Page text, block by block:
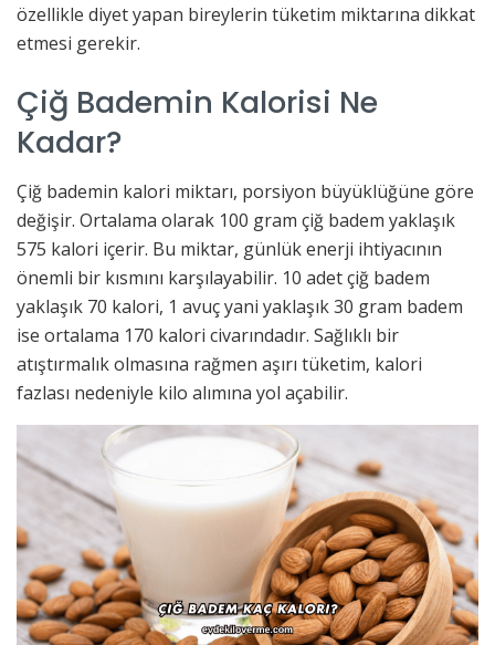
özellikle diyet yapan bireylerin tüketim miktarına dikkat
etmesi gerekir.
Çiğ Bademin Kalorisi Ne
Kadar?
Çiğ bademin kalori miktarı, porsiyon büyüklüğüne göre
değişir. Ortalama olarak 100 gram çiğ badem yaklaşık
575 kalori içerir. Bu miktar, günlük enerji ihtiyacının
önemli bir kısmını karşılayabilir. 10 adet çiğ badem
yaklaşık 70 kalori, 1 avuç yani yaklaşık 30 gram badem
ise ortalama 170 kalori civarındadır. Sağlıklı bir
atıştırmalık olmasına rağmen aşırı tüketim, kalori
fazlası nedeniyle kilo alımına yol açabilir.